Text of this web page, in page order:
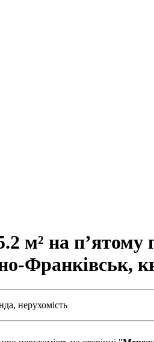
м² на п’ятому
Франківськ,
нерухомість